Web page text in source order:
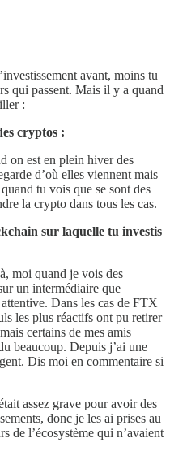
avant, moins tu
qui passent. Mais il y a quand
:
cryptos :
on est en plein hiver des
d’où elles viennent mais
tu vois que se sont des
la crypto dans tous les cas.
sur laquelle tu investis
moi quand je vois des
un intermédiaire que
Dans les cas de FTX
les plus réactifs ont pu retirer
certains de mes amis
beaucoup. Depuis j’ai une
Dis moi en commentaire si
assez grave pour avoir des
donc je les ai prises au
de l’écosystème qui n’avaient